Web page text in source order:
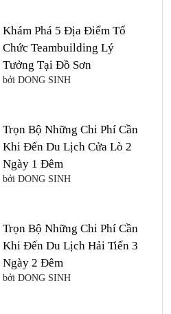
Khám Phá 5 Địa Điểm Tổ
Chức Teambuilding Lý
Tưởng Tại Đồ Sơn
bởi DONG SINH
Trọn Bộ Những Chi Phí Cần
Khi Đến Du Lịch Cửa Lò 2
Ngày 1 Đêm
bởi DONG SINH
Trọn Bộ Những Chi Phí Cần
Khi Đến Du Lịch Hải Tiến 3
Ngày 2 Đêm
bởi DONG SINH